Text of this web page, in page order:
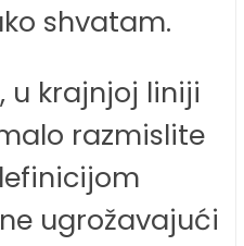
shvatam.
u krajnjoj liniji
razmislite
ugrožavajući